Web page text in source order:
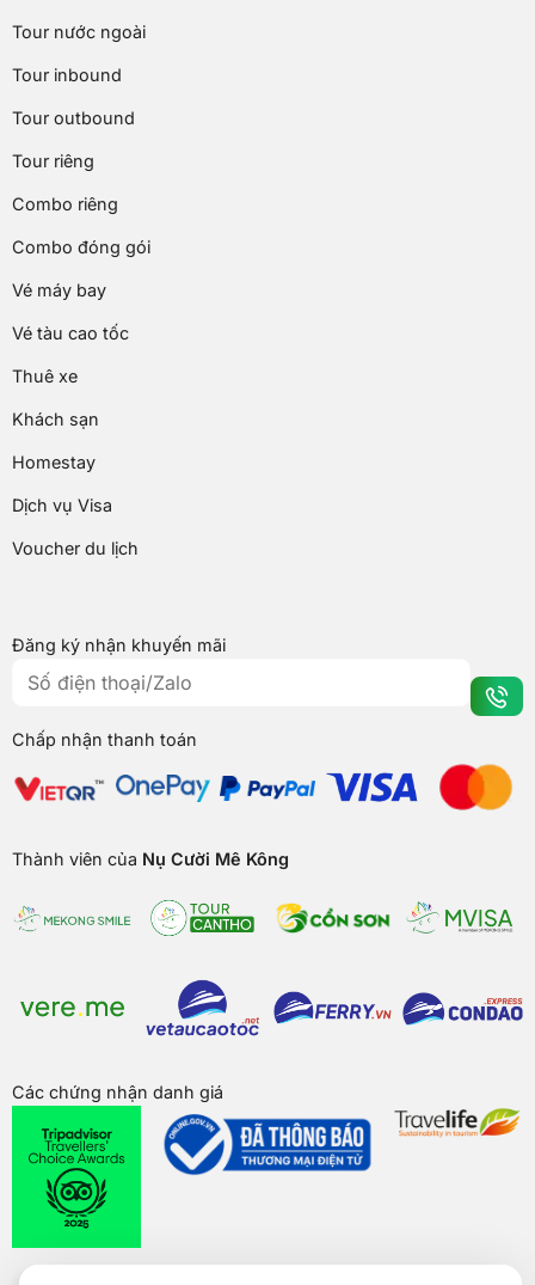
Tour nước ngoài
Tour inbound
Tour outbound
Tour riêng
Combo riêng
Combo đóng gói
Vé máy bay
Vé tàu cao tốc
Thuê xe
Khách sạn
Homestay
Dịch vụ Visa
Voucher du lịch
Đăng ký nhận khuyến mãi
Chấp nhận thanh toán
Thành viên của Nụ Cười Mê Kông
Các chứng nhận danh giá